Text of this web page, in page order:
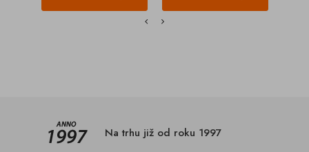
Na trhu již od roku 1997